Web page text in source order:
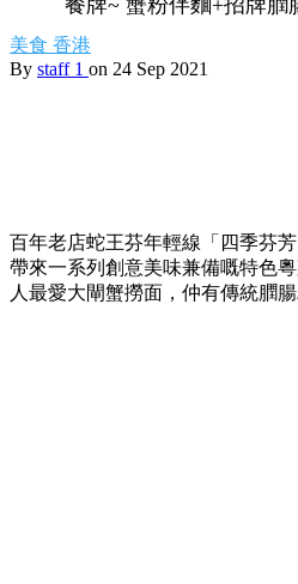
餐牌~ 蟹粉伴麵+招牌膶
美食 香港
By staff 1 on 24 Sep 2021
百年老店蛇王芬年輕線「四季芬
帶來一系列創意美味兼備嘅特色
人最愛大閘蟹撈面，仲有傳統膶